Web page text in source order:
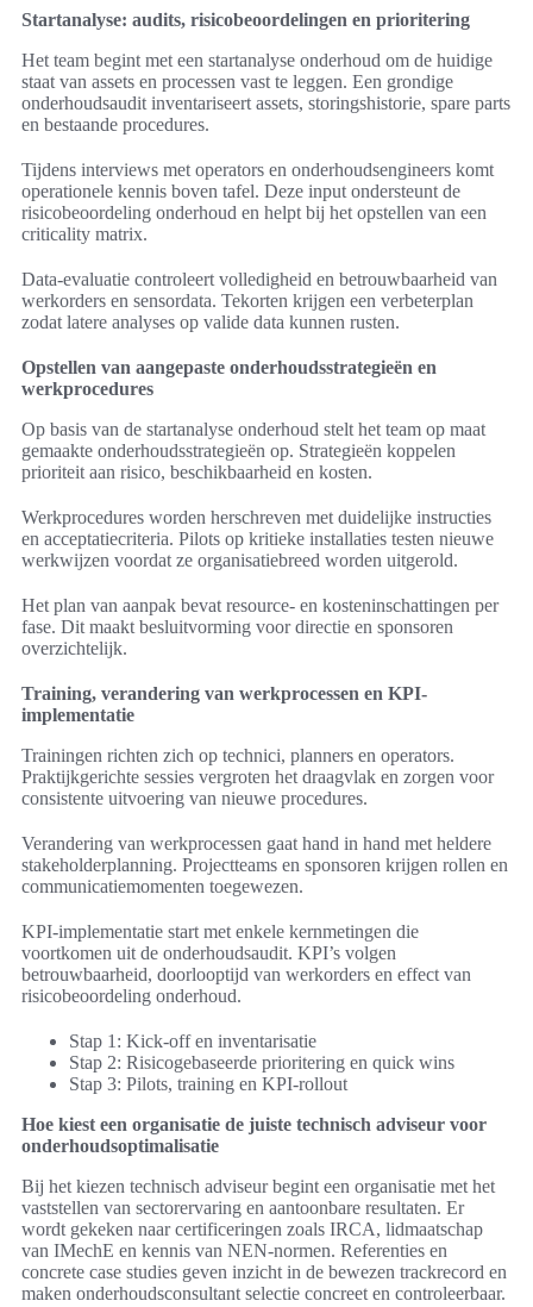
Startanalyse: audits, risicobeoordelingen en prioritering
Het team begint met een startanalyse onderhoud om de huidige
staat van assets en processen vast te leggen. Een grondige
onderhoudsaudit inventariseert assets, storingshistorie, spare parts
en bestaande procedures.
Tijdens interviews met operators en onderhoudsengineers komt
operationele kennis boven tafel. Deze input ondersteunt de
risicobeoordeling onderhoud en helpt bij het opstellen van een
criticality matrix.
Data-evaluatie controleert volledigheid en betrouwbaarheid van
werkorders en sensordata. Tekorten krijgen een verbeterplan
zodat latere analyses op valide data kunnen rusten.
Opstellen van aangepaste onderhoudsstrategieën en
werkprocedures
Op basis van de startanalyse onderhoud stelt het team op maat
gemaakte onderhoudsstrategieën op. Strategieën koppelen
prioriteit aan risico, beschikbaarheid en kosten.
Werkprocedures worden herschreven met duidelijke instructies
en acceptatiecriteria. Pilots op kritieke installaties testen nieuwe
werkwijzen voordat ze organisatiebreed worden uitgerold.
Het plan van aanpak bevat resource- en kosteninschattingen per
fase. Dit maakt besluitvorming voor directie en sponsoren
overzichtelijk.
Training, verandering van werkprocessen en KPI-
implementatie
Trainingen richten zich op technici, planners en operators.
Praktijkgerichte sessies vergroten het draagvlak en zorgen voor
consistente uitvoering van nieuwe procedures.
Verandering van werkprocessen gaat hand in hand met heldere
stakeholderplanning. Projectteams en sponsoren krijgen rollen en
communicatiemomenten toegewezen.
KPI-implementatie start met enkele kernmetingen die
voortkomen uit de onderhoudsaudit. KPI’s volgen
betrouwbaarheid, doorlooptijd van werkorders en effect van
risicobeoordeling onderhoud.
Stap 1: Kick-off en inventarisatie
Stap 2: Risicogebaseerde prioritering en quick wins
Stap 3: Pilots, training en KPI-rollout
Hoe kiest een organisatie de juiste technisch adviseur voor
onderhoudsoptimalisatie
Bij het kiezen technisch adviseur begint een organisatie met het
vaststellen van sectorervaring en aantoonbare resultaten. Er
wordt gekeken naar certificeringen zoals IRCA, lidmaatschap
van IMechE en kennis van NEN-normen. Referenties en
concrete case studies geven inzicht in de bewezen trackrecord en
maken onderhoudsconsultant selectie concreet en controleerbaar.